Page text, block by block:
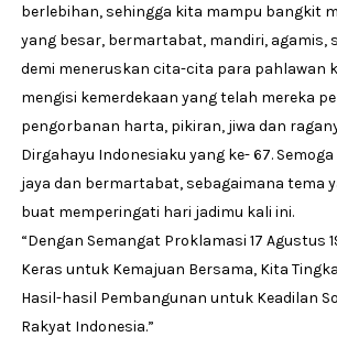
berlebihan, sehingga kita mampu bangkit
yang besar, bermartabat, mandiri, agamis,
demi meneruskan cita-cita para pahlawan
mengisi kemerdekaan yang telah mereka
pengorbanan harta, pikiran, jiwa dan
Dirgahayu Indonesiaku yang ke- 67.
jaya dan bermartabat, sebagaimana tema
buat memperingati hari jadimu kali ini.
“Dengan Semangat Proklamasi 17 Agustus
Keras untuk Kemajuan Bersama, Kita
Hasil-hasil Pembangunan untuk Keadilan
Rakyat Indonesia.”